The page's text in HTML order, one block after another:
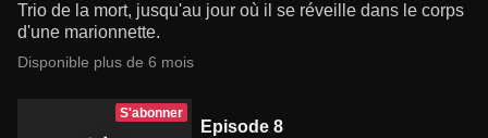
Trio de la mort, jusqu'au jour où il se réveille dans le corps
d'une marionnette.
Disponible plus de 6 mois
S'abonner
Episode 8